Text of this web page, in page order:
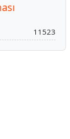
11523